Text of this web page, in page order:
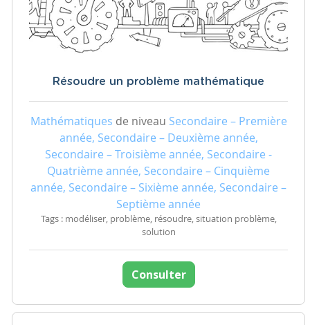
Résoudre un problème mathématique
Mathématiques de niveau Secondaire – Première
année, Secondaire – Deuxième année,
Secondaire – Troisième année, Secondaire -
Quatrième année, Secondaire – Cinquième
année, Secondaire – Sixième année, Secondaire –
Septième année
Tags : modéliser, problème, résoudre, situation problème,
solution
Consulter